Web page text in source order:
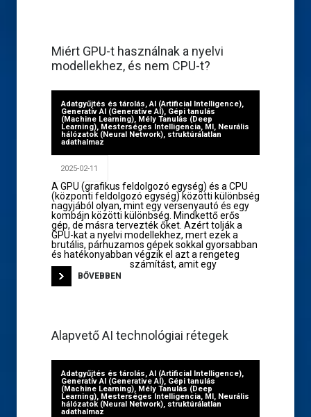
Miért GPU-t használnak a nyelvi
modellekhez, és nem CPU-t?
Adatgyűjtés és tárolás,AI (Artificial Intelligence),
Generatív AI (Generative AI), Gépi tanulás
(Machine Learning), Mély Tanulás (Deep
Learning), Mesterséges Intelligencia, MI, Neurális
hálózatok (Neural Network), struktúrálatlan
adathalmaz
2025-02-11
A GPU (grafikus feldolgozó egység) és a CPU
(központi feldolgozó egység) közötti különbség
nagyjából olyan, mint egy versenyautó és egy
kombájn közötti különbség. Mindkettő erős
gép, de másra tervezték őket. Azért tolják a
GPU-kat a nyelvi modellekhez, mert ezek a
brutális, párhuzamos gépek sokkal gyorsabban
és hatékonyabban végzik el azt a rengeteg
számítást, amit egy
BŐVEBBEN
Alapvető AI technológiai rétegek
Adatgyűjtés és tárolás,AI (Artificial Intelligence),
Generatív AI (Generative AI), Gépi tanulás
(Machine Learning), Mély Tanulás (Deep
Learning), Mesterséges Intelligencia, MI, Neurális
hálózatok (Neural Network), struktúrálatlan
adathalmaz